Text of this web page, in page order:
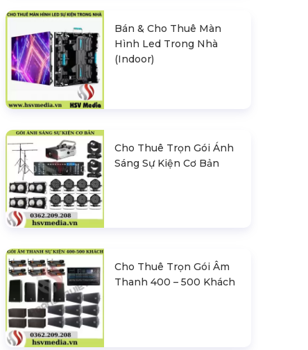
Bán & Cho Thuê Màn
Hình Led Trong Nhà
(Indoor)
Cho Thuê Trọn Gói Ánh
Sáng Sự Kiện Cơ Bản
Cho Thuê Trọn Gói Âm
Thanh 400 – 500 Khách